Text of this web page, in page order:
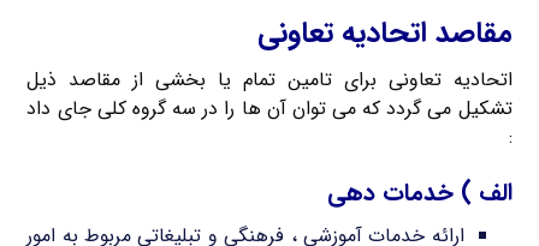
مقاصد اتحادیه تعاونی
اتحادیه تعاونی برای تامین تمام یا بخشی از مقاصد ذیل
تشکیل می گردد که می توان آن ها را در سه گروه کلی جای داد
:
الف ) خدمات دهی
ارائه خدمات آموزشی ، فرهنگی و تبلیغاتی مربوط به امور